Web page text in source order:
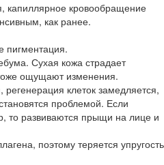
капиллярное кровообращение
как ранее.
пигментация.
Сухая кожа страдает
ощущают изменения.
регенерация клеток замедляется,
проблемой. Если
то развиваются прыщи на лице и
поэтому теряется упругость